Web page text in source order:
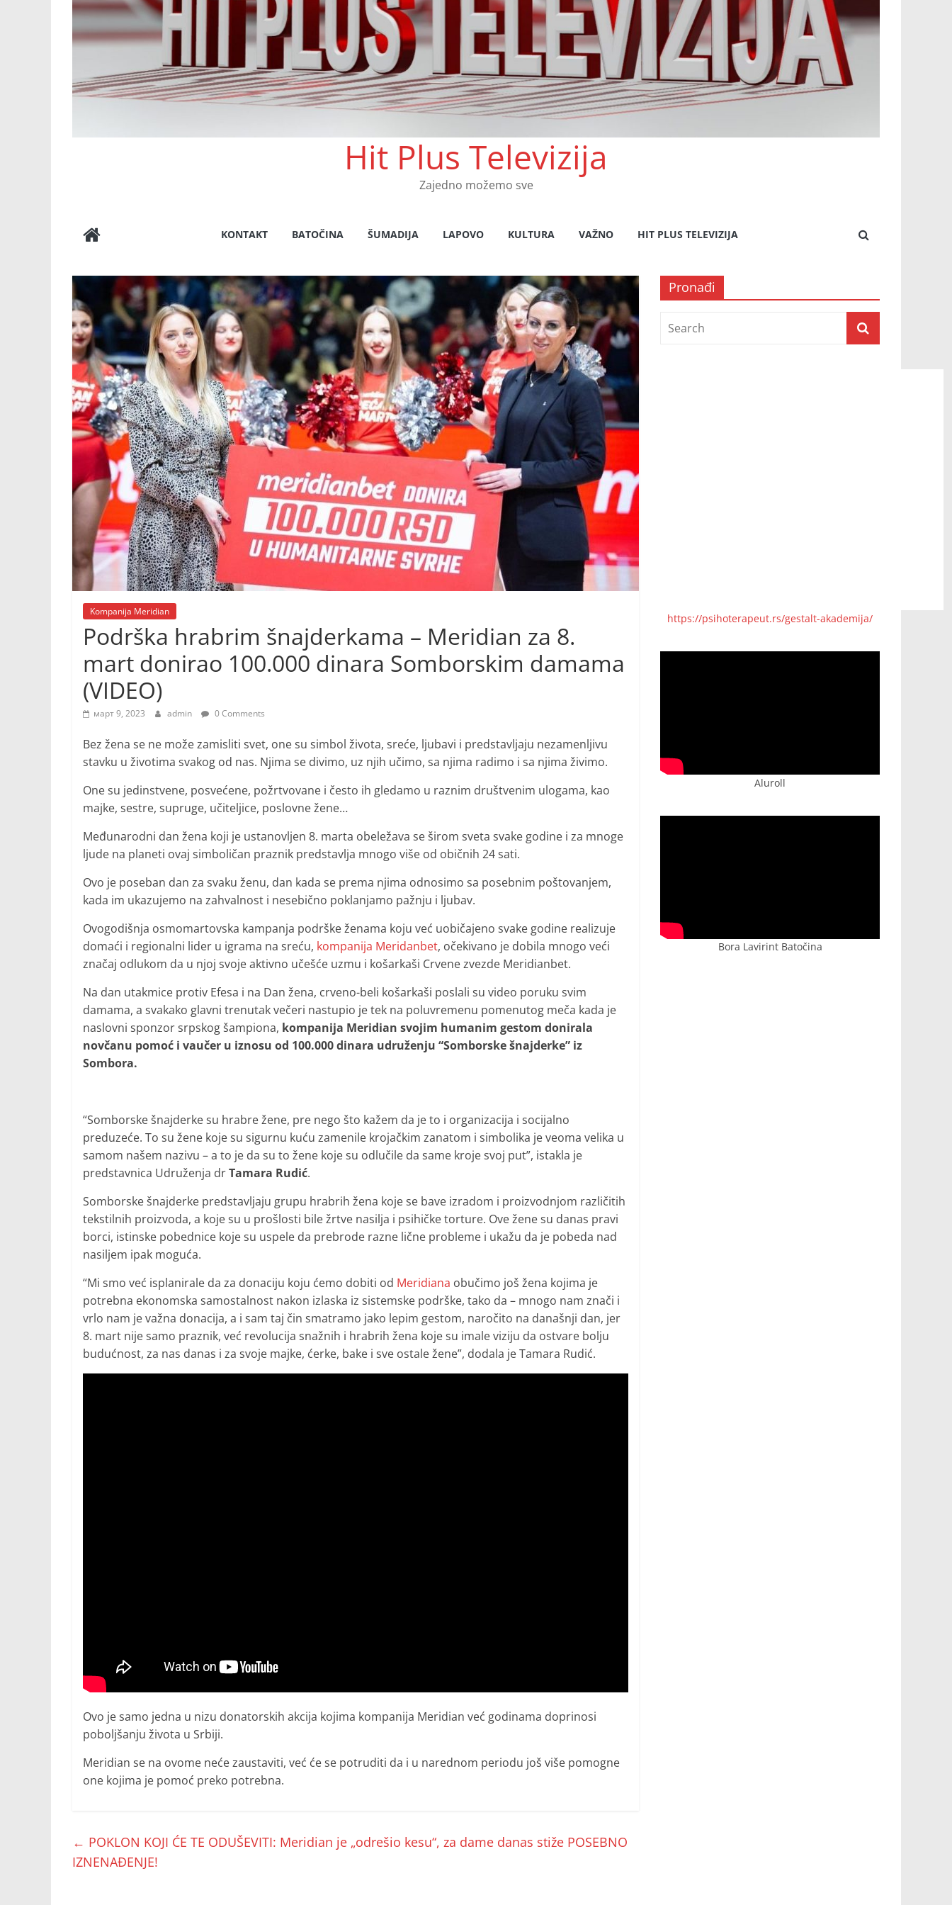
Hit Plus Televizija
Zajedno možemo sve
KONTAKT BATOČINA ŠUMADIJA LAPOVO KULTURA VAŽNO HIT PLUS TELEVIZIJA
Kompanija Meridian
Podrška hrabrim šnajderkama – Meridian za 8.
mart donirao 100.000 dinara Somborskim damama
(VIDEO)
март 9, 2023 admin 0 Comments
Bez žena se ne može zamisliti svet, one su simbol života, sreće, ljubavi i predstavljaju nezamenljivu
stavku u životima svakog od nas. Njima se divimo, uz njih učimo, sa njima radimo i sa njima živimo.
One su jedinstvene, posvećene, požrtvovane i često ih gledamo u raznim društvenim ulogama, kao
majke, sestre, supruge, učiteljice, poslovne žene…
Međunarodni dan žena koji je ustanovljen 8. marta obeležava se širom sveta svake godine i za mnoge
ljude na planeti ovaj simboličan praznik predstavlja mnogo više od običnih 24 sati.
Ovo je poseban dan za svaku ženu, dan kada se prema njima odnosimo sa posebnim poštovanjem,
kada im ukazujemo na zahvalnost i nesebično poklanjamo pažnju i ljubav.
Ovogodišnja osmomartovska kampanja podrške ženama koju već uobičajeno svake godine realizuje
domaći i regionalni lider u igrama na sreću, kompanija Meridanbet, očekivano je dobila mnogo veći
značaj odlukom da u njoj svoje aktivno učešće uzmu i košarkaši Crvene zvezde Meridianbet.
Na dan utakmice protiv Efesa i na Dan žena, crveno-beli košarkaši poslali su video poruku svim
damama, a svakako glavni trenutak večeri nastupio je tek na poluvremenu pomenutog meča kada je
naslovni sponzor srpskog šampiona, kompanija Meridian svojim humanim gestom donirala
novčanu pomoć i vaučer u iznosu od 100.000 dinara udruženju “Somborske šnajderke” iz
Sombora.
“Somborske šnajderke su hrabre žene, pre nego što kažem da je to i organizacija i socijalno
preduzeće. To su žene koje su sigurnu kuću zamenile krojačkim zanatom i simbolika je veoma velika u
samom našem nazivu – a to je da su to žene koje su odlučile da same kroje svoj put”, istakla je
predstavnica Udruženja drTamara Rudić.
Somborske šnajderke predstavljaju grupu hrabrih žena koje se bave izradom i proizvodnjom različitih
tekstilnih proizvoda, a koje su u prošlosti bile žrtve nasilja i psihičke torture. Ove žene su danas pravi
borci, istinske pobednice koje su uspele da prebrode razne lične probleme i ukažu da je pobeda nad
nasiljem ipak moguća.
“Mi smo već isplanirale da za donaciju koju ćemo dobiti od Meridiana obučimo još žena kojima je
potrebna ekonomska samostalnost nakon izlaska iz sistemske podrške, tako da – mnogo nam znači i
vrlo nam je važna donacija, a i sam taj čin smatramo jako lepim gestom, naročito na današnji dan, jer
8. mart nije samo praznik, već revolucija snažnih i hrabrih žena koje su imale viziju da ostvare bolju
budućnost, za nas danas i za svoje majke, ćerke, bake i sve ostale žene”, dodala je Tamara Rudić.
Ovo je samo jedna u nizu donatorskih akcija kojima kompanija Meridian već godinama doprinosi
poboljšanju života u Srbiji.
Meridian se na ovome neće zaustaviti, već će se potruditi da i u narednom periodu još više pomogne
one kojima je pomoć preko potrebna.
← POKLON KOJI ĆE TE ODUŠEVITI: Meridian je „odrešio kesu“, za dame danas stiže POSEBNO
IZNENAĐENJE!
Pronađi
https://psihoterapeut.rs/gestalt-akademija/
Aluroll
Bora Lavirint Batočina